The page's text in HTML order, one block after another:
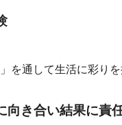
を通して生活に彩りを
向き合い結果に責